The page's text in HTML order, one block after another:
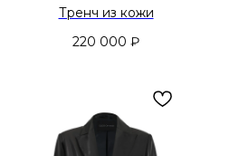
Тренч из кожи
220 000 ₽